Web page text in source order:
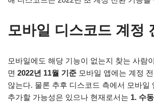
모바일 디스코드 계정
모바일에도 해당 기능이 없는지 찾는 사람
면 2022년 11월 기준 모바일 앱에는 계정
않는다. 물론 추후 디스코드 측에서 모바일
추가할 가능성은 있으나 현재로서는 1. 수